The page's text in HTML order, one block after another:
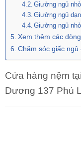
Giường ngủ
Giường ngủ
Giường ngủ
Xem thêm các
Chăm sóc giấc ngủ
Cửa hàng nệm
Dương 137 Phú